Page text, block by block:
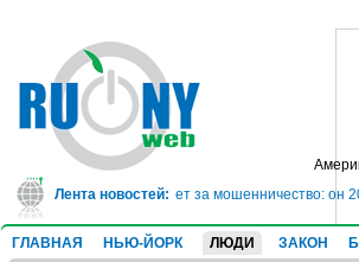
Лента новостей:
в тюрьму на 10 лет за мошенничество: он
ГЛАВНАЯ НЬЮ-ЙОРК ЛЮДИ ЗАКОН